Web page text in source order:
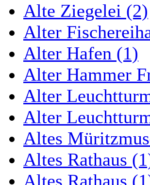
Alte Ziegelei (2)
Alter
Alter Hafen (1)
Alter Hammer
Alter
Alter
Altes
Altes Rathaus
Altes Rathaus